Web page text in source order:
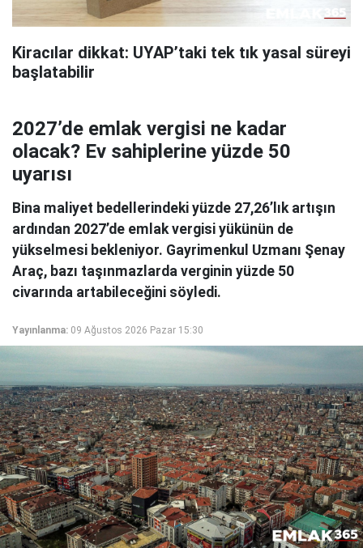
Kiracılar dikkat: UYAP’taki tek tık yasal süreyi
başlatabilir
2027’de emlak vergisi ne kadar
olacak? Ev sahiplerine yüzde 50
uyarısı
Bina maliyet bedellerindeki yüzde 27,26’lık artışın
ardından 2027’de emlak vergisi yükünün de
yükselmesi bekleniyor. Gayrimenkul Uzmanı Şenay
Araç, bazı taşınmazlarda verginin yüzde 50
civarında artabileceğini söyledi.
Yayınlanma: 09 Ağustos 2026 Pazar 15:30